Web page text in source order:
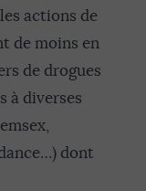
actions de
de moins en
de drogues
à diverses
dont